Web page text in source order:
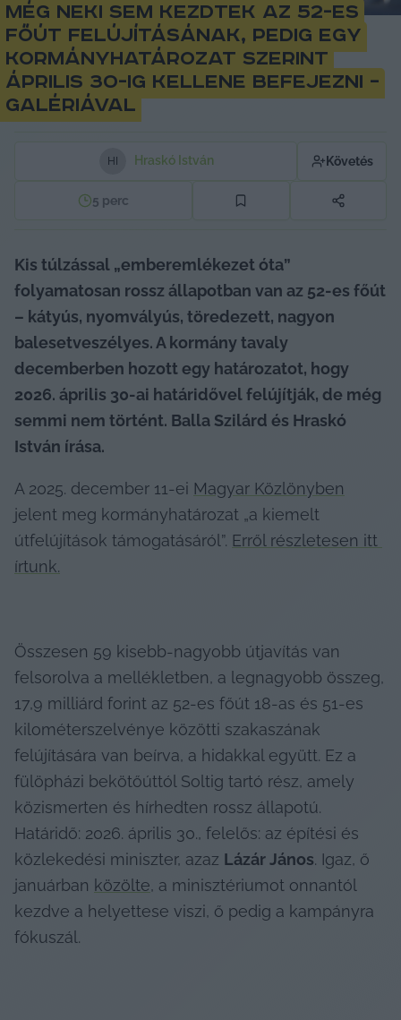
Még neki sem kezdtek az 52-es
főút felújításának, pedig egy
kormányhatározat szerint
április 30-ig kellene befejezni –
galériával
HI Hraskó István Követés
5 perc
Kis túlzással „emberemlékezet óta”
folyamatosan rossz állapotban van az 52-es főút
– kátyús, nyomvályús, töredezett, nagyon
balesetveszélyes. A kormány tavaly
decemberben hozott egy határozatot, hogy
2026. április 30-ai határidővel felújítják, de még
semmi nem történt. Balla Szilárd és Hraskó
István írása.
A 2025. december 11-ei Magyar Közlönyben
jelent meg kormányhatározat „a kiemelt
útfelújítások támogatásáról”. Erről részletesen itt
írtunk.
Összesen 59 kisebb-nagyobb útjavítás van
felsorolva a mellékletben, a legnagyobb összeg,
17,9 milliárd forint az 52-es főút 18-as és 51-es
kilométerszelvénye közötti szakaszának
felújítására van beírva, a hidakkal együtt. Ez a
fülöpházi bekötőúttól Soltig tartó rész, amely
közismerten és hírhedten rossz állapotú.
Határidő: 2026. április 30., felelős: az építési és
közlekedési miniszter, azaz Lázár János. Igaz, ő
januárban közölte, a minisztériumot onnantól
kezdve a helyettese viszi, ő pedig a kampányra
fókuszál.